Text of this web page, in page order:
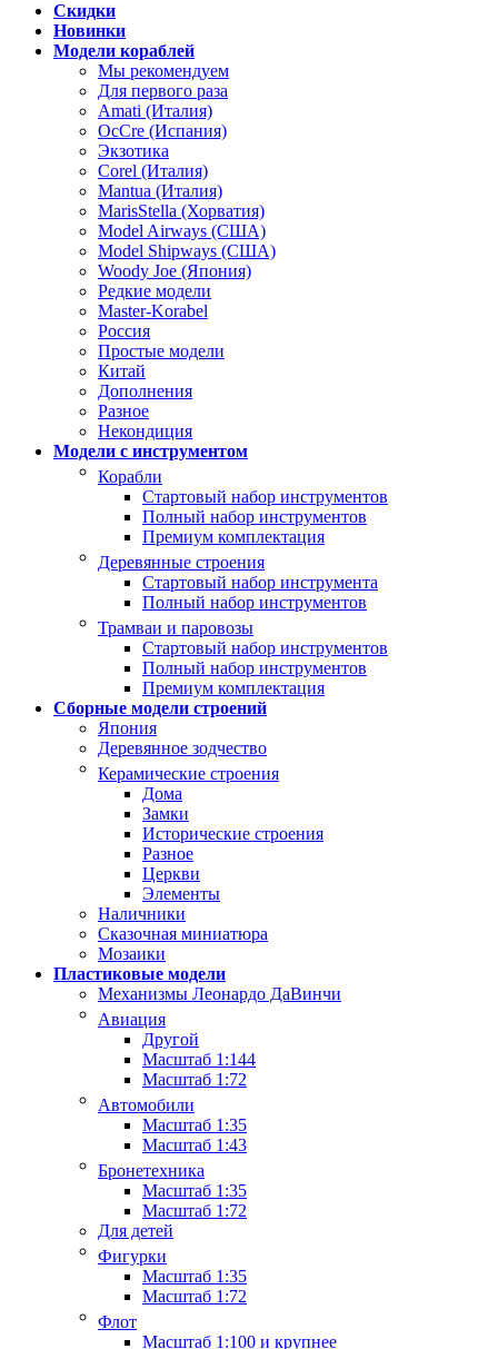
Скидки
Новинки
Модели кораблей
Мы рекомендуем
Для первого раза
Amati (Италия)
OcCre (Испания)
Экзотика
Corel (Италия)
Mantua (Италия)
MarisStella (Хорватия)
Model Airways (США)
Model Shipways (США)
Woody Joe (Япония)
Редкие модели
Master-Korabel
Россия
Простые модели
Китай
Дополнения
Разное
Некондиция
Модели с инструментом
Корабли
Стартовый набор инструментов
Полный набор инструментов
Премиум комплектация
Деревянные строения
Стартовый набор инструмента
Полный набор инструментов
Трамваи и паровозы
Стартовый набор инструментов
Полный набор инструментов
Премиум комплектация
Сборные модели строений
Япония
Деревянное зодчество
Керамические строения
Дома
Замки
Исторические строения
Разное
Церкви
Элементы
Наличники
Сказочная миниатюра
Мозаики
Пластиковые модели
Механизмы Леонардо ДаВинчи
Авиация
Другой
Масштаб 1:144
Масштаб 1:72
Автомобили
Масштаб 1:35
Масштаб 1:43
Бронетехника
Масштаб 1:35
Масштаб 1:72
Для детей
Фигурки
Масштаб 1:35
Масштаб 1:72
Флот
Масштаб 1:100 и крупнее